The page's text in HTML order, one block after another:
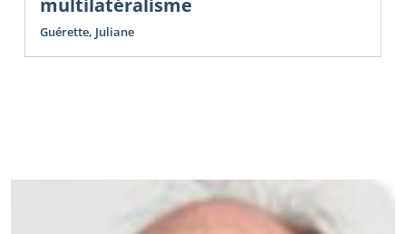
Guérette, Juliane